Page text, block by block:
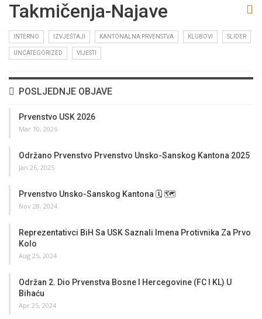
Takmičenja-Najave
INTERNO IZVJEŠTAJI KANTONALNA PRVENSTVA KLUBOVI SLIDER
UNCATEGORIZED VIJESTI
POSLJEDNJE OBJAVE
Prvenstvo USK 2026
Mar 10, 2026
Održano Prvenstvo Prvenstvo Unsko-Sanskog Kantona 2025
Jan 26, 2025
Prvenstvo Unsko-Sanskog Kantona 🗓 🗺
Nov 28, 2024
Reprezentativci BiH Sa USK Saznali Imena Protivnika Za Prvo
Kolo
Aug 25, 2024
Održan 2. Dio Prvenstva Bosne I Hercegovine (FC I KL) U
Bihaću
Apr 25, 2024